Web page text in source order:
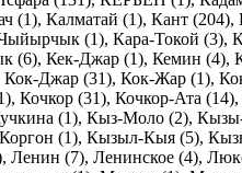
(1), Калматай (1), Кант (204),
(1), Кара-Токой (3),
(6), Кек-Джар (1), Кемин (4),
Кок-Джар (31), Кок-Жар (1),
, Кочкор (31), Кочкор-Ата (14),
(1), Кыз-Моло (2),
(1), Кызыл-Кыя (5),
, Ленин (7), Ленинское (4),